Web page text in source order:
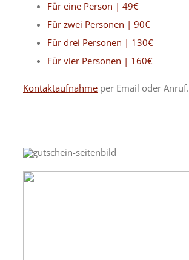
Für eine Person | 49€
Für zwei Personen | 90€
Für drei Personen | 130€
Für vier Personen | 160€
Kontaktaufnahme per Email oder Anruf.